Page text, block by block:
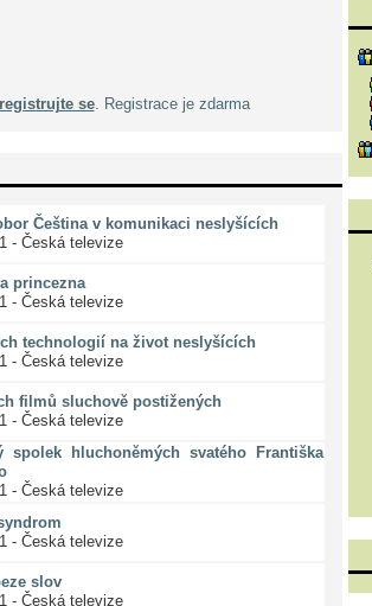
se. Registrace je zdarma
Čeština v komunikaci neslyšících
- Česká televize
princezna
- Česká televize
technologií na život neslyšících
- Česká televize
filmů sluchově postižených
- Česká televize
spolek hluchoněmých svatého Františka
- Česká televize
- Česká televize
slov
- Česká televize